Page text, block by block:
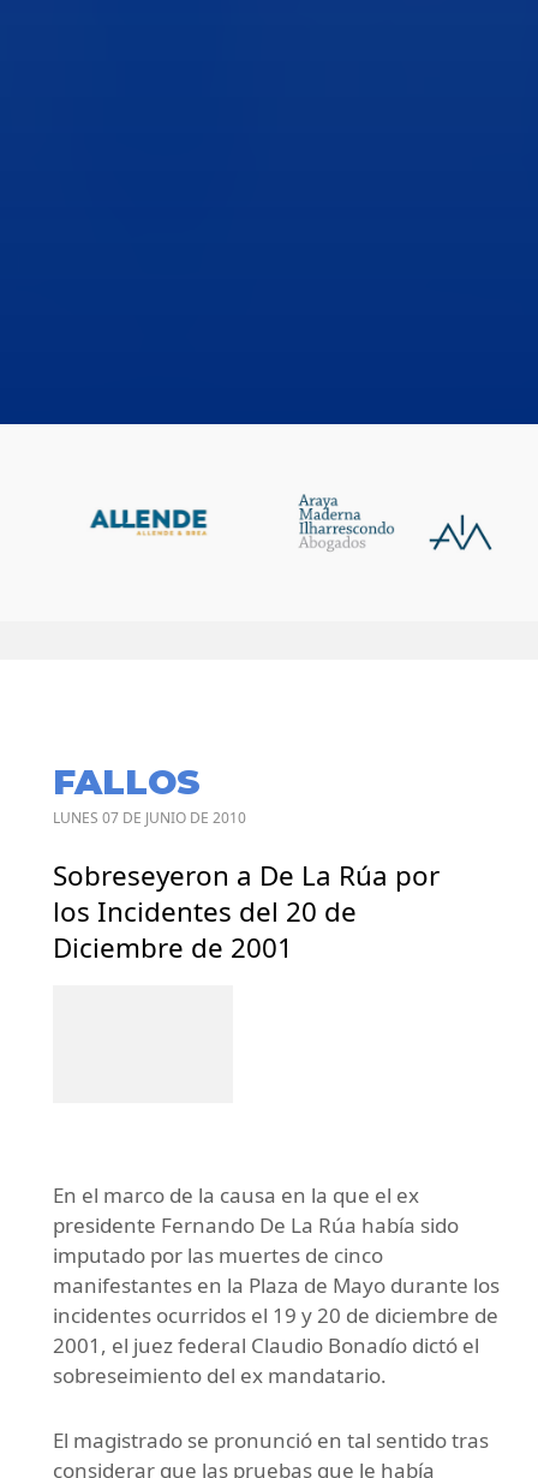
FALLOS
LUNES 07 DE JUNIO DE 2010
Sobreseyeron a De La Rúa por
los Incidentes del 20 de
Diciembre de 2001
En el marco de la causa en la que el ex
presidente Fernando De La Rúa había sido
imputado por las muertes de cinco
manifestantes en la Plaza de Mayo durante los
incidentes ocurridos el 19 y 20 de diciembre de
2001, el juez federal Claudio Bonadío dictó el
sobreseimiento del ex mandatario.
El magistrado se pronunció en tal sentido tras
considerar que las pruebas que le había